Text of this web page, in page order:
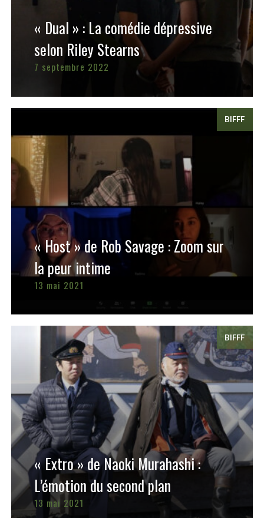
« Dual » : La comédie dépressive
selon Riley Stearns
7 septembre 2022
BIFFF
« Host » de Rob Savage : Zoom sur
la peur intime
13 mai 2021
BIFFF
« Extro » de Naoki Murahashi :
L’émotion du second plan
13 mai 2021